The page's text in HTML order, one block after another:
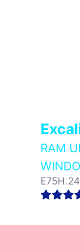
RAM